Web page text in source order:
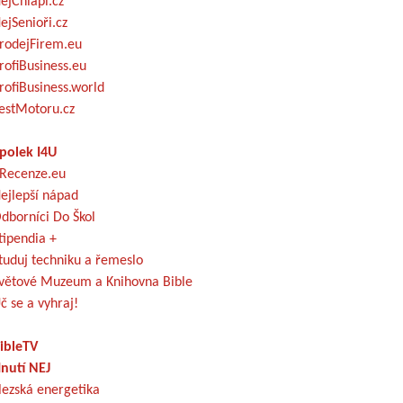
I4U
nápad
Do Škol
+
techniku a řemeslo
Muzeum a Knihovna Bible
se a vyhraj!
NEJ
energetika